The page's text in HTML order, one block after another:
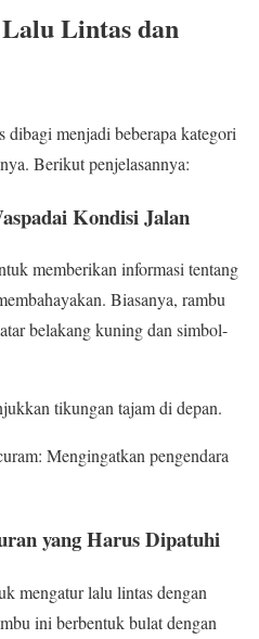
Lintas dan
dibagi menjadi beberapa kategori
Berikut penjelasannya:
Kondisi Jalan
memberikan informasi tentang
Biasanya, rambu
belakang kuning dan simbol-
tikungan tajam di depan.
Mengingatkan pengendara
yang Harus Dipatuhi
mengatur lalu lintas dengan
ini berbentuk bulat dengan